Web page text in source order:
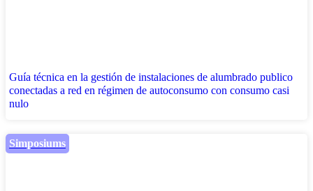
Guía técnica en la gestión de instalaciones de alumbrado publico
conectadas a red en régimen de autoconsumo con consumo casi
nulo
Simposiums